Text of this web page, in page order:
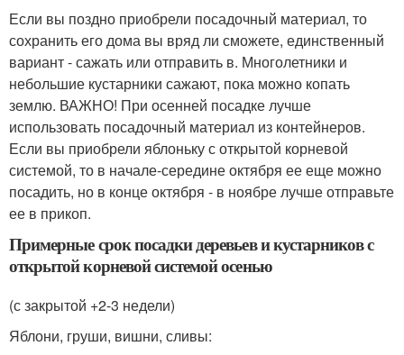
Если вы поздно приобрели посадочный материал, то
сохранить его дома вы вряд ли сможете, единственный
вариант - сажать или отправить в. Многолетники и
небольшие кустарники сажают, пока можно копать
землю. ВАЖНО! При осенней посадке лучше
использовать посадочный материал из контейнеров.
Если вы приобрели яблоньку с открытой корневой
системой, то в начале-середине октября ее еще можно
посадить, но в конце октября - в ноябре лучше отправьте
ее в прикоп.
Примерные срок посадки деревьев и кустарников с
открытой корневой системой осенью
(с закрытой +2-3 недели)
Яблони, груши, вишни, сливы: